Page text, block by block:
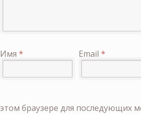
Имя * Email *
этом браузере для последующих